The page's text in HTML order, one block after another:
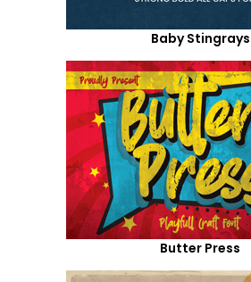
Baby Stingrays
Butter Press